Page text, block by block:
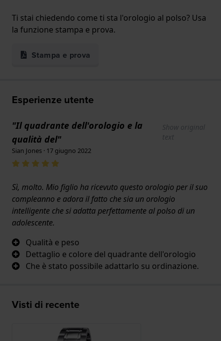
Ti stai chiedendo come ti sta l'orologio al polso? Usa
la funzione stampa e prova.
Stampa e prova
Esperienze utente
"Il quadrante dell'orologio e la
qualità del"
Show original
text
Sian Jones · 17 giugno 2022
Sì, molto. Mio figlio ha ricevuto questo orologio per il suo
compleanno e adora il fatto che sia un orologio
intelligente che si adatta perfettamente al polso di un
adolescente.
Qualità e peso
Dettaglio e colore del quadrante dell'orologio
Che è stato possibile adattarlo su ordinazione.
Visti di recente